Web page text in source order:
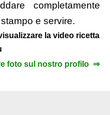
completamente
e servire.
la video ricetta
foto sul nostro profilo ⇒